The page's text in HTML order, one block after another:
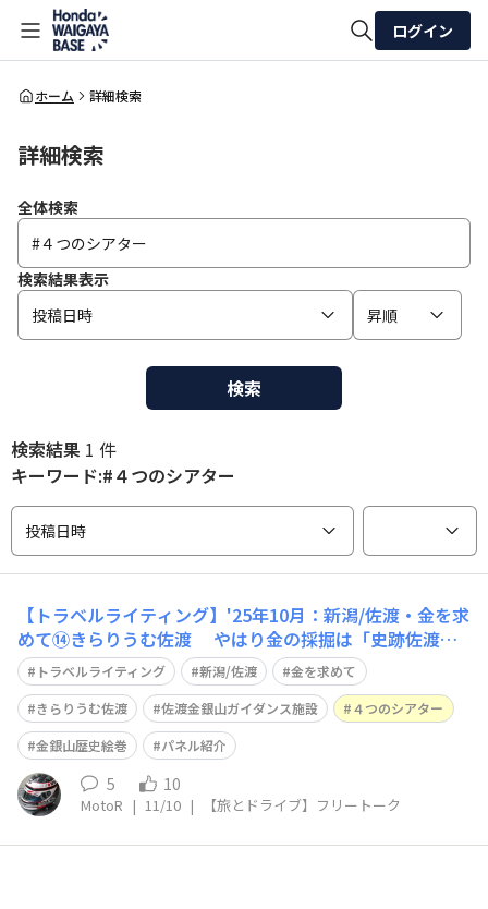
全体検索
ログイン
ホーム 詳細検索
詳細検索
全体検索
検索結果表示
投稿日時
昇順
検索
検索結果 1 件
キーワード:#４つのシアター
投稿日時
【トラベルライティング】'25年10月：新潟/佐渡・金を求
めて⑭きらりうむ佐渡 やはり金の採掘は「史跡佐渡金
山」で勉強すると、簡単ではないことが判明🤔 さらに知
識を深めるべく、佐渡金銀山ガイダンス施設『きらりうむ
佐渡』を訪れます😀 佐渡金銀山の玄関口として、現地を
訪れるための情報発信拠点施設です
トラベルライティング 新潟/佐渡
金を求めて
きらりうむ佐渡
佐渡金銀山ガイダンス施設
４つのシアター
金銀山歴史絵巻
パネル紹介
5 10
MotoR | 11/10 | 【旅とドライブ】フリートーク